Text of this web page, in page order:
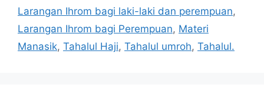
Larangan Ihrom bagi laki-laki dan perempuan,
Larangan Ihrom bagi Perempuan, Materi
Manasik, Tahalul Haji, Tahalul umroh, Tahalul.